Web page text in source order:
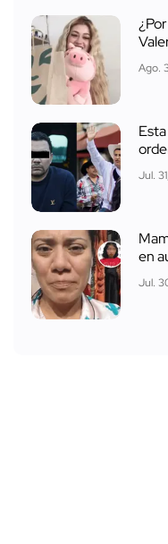
Ago.
Jul.
en
Jul.